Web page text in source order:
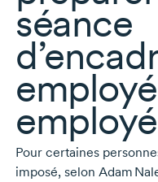
séance
Pour certaines
imposé, selon Adam